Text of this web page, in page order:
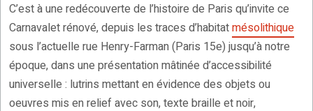
C’est à une redécouverte de l’histoire de Paris qu’invite ce
Carnavalet rénové, depuis les traces d’habitatmésolithique
sous l’actuelle rue Henry-Farman (Paris 15e) jusqu’à notre
époque, dans une présentation mâtinée d’accessibilité
universelle : lutrins mettant en évidence des objets ou
oeuvres mis en relief avec son, texte braille et noir,